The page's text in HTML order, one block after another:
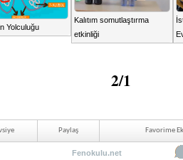
Yolculuğu
Kalıtım somutlaştırma
etkinliği
2/1
Paylaş Favorime
Fenokulu.net